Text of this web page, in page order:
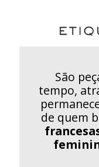
São
tempo,
de quem